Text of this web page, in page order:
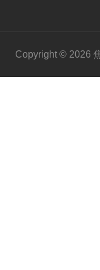
Copyright © 2026